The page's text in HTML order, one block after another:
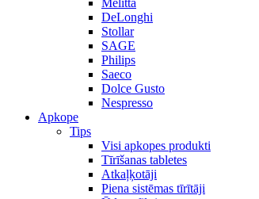
Melitta
DeLonghi
Stollar
SAGE
Philips
Saeco
Dolce Gusto
Nespresso
Apkope
Tips
Visi apkopes produkti
Tīrīšanas tabletes
Atkaļķotāji
Piena sistēmas tīrītāji